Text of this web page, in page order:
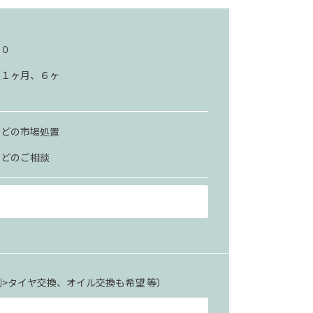
ヶ月、６ヶ
の市場処置
のご相談
イヤ交換、オイル交換も希望 等）